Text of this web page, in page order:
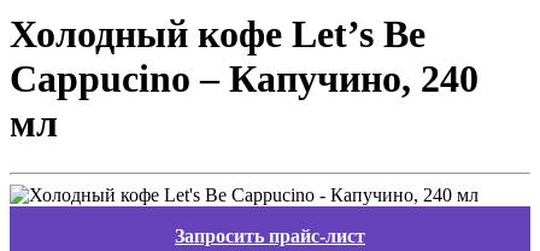
Холодный кофе Let’s Be
Cappucino – Капучино, 240
мл
Запросить прайс-лист